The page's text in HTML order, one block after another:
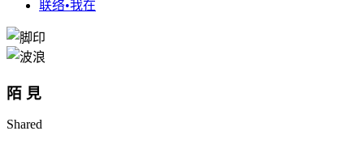
联络•我在
陌 見
Shared